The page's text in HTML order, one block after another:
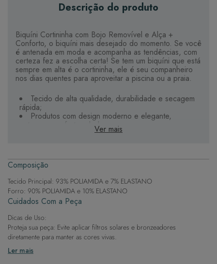
Descrição do produto
Biquíni Cortininha com Bojo Removível e Alça +
Conforto, o biquíni mais desejado do momento. Se você
é antenada em moda e acompanha as tendências, com
certeza fez a escolha certa! Se tem um biquíni que está
sempre em alta é o cortininha, ele é seu companheiro
nos dias quentes para aproveitar a piscina ou a praia.
Tecido de alta qualidade, durabilidade e secagem
rápida;
Produtos com design moderno e elegante,
entregam conforto e beleza;
Estampas digitais, que apresentam maior riqueza de
valorizam o colo;
Bojo removível, maleável e impermeável, super
macio e que não absorve água;
Detalhes personalizados e exclusivos que tornam
seu biquíni único.
Ver mais
Composição
Tecido Principal: 93% POLIAMIDA e 7% ELASTANO
Forro: 90% POLIAMIDA e 10% ELASTANO
Cuidados Com a Peça
Dicas de Uso:
Proteja sua peça: Evite aplicar filtros solares e bronzeadores
diretamente para manter as cores vivas.
Após a piscina: Lembre-se de que o cloro pode desgastar o tecido,
então enxague após sair da água.
Ler mais